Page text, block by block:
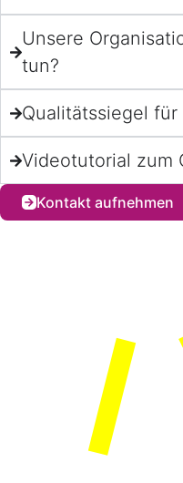
Unsere
tun?
Qualitätssiegel für
Videotutorial zum
Kontakt aufnehmen